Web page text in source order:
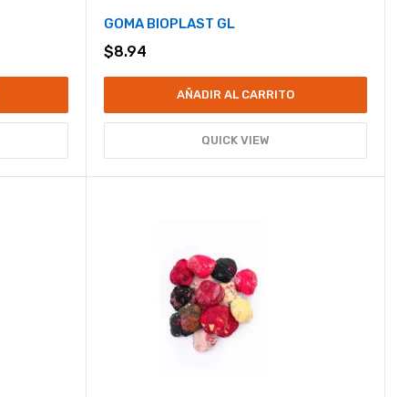
GOMA BIOPLAST GL
$8.94
AÑADIR AL CARRITO
QUICK VIEW